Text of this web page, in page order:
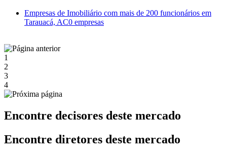
Empresas de Imobiliário com mais de 200 funcionários em
Tarauacá, AC0 empresas
1
2
3
4
Encontre decisores deste mercado
Encontre diretores deste mercado